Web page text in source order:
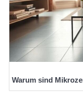
Warum sind